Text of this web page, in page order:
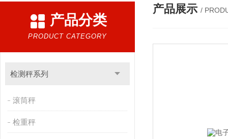
产品分类
PRODUCT CATEGORY
检测秤系列
滚筒秤
检重秤
产品展示 /